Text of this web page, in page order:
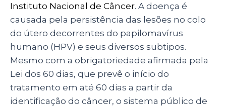
Instituto Nacional de Câncer. A doença é
causada pela persistência das lesões no colo
do útero decorrentes do papilomavírus
humano (HPV) e seus diversos subtipos.
Mesmo com a obrigatoriedade afirmada pela
Lei dos 60 dias, que prevê o início do
tratamento em até 60 dias a partir da
identificação do câncer, o sistema público de